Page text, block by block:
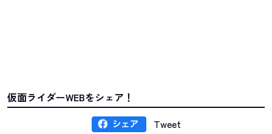
仮面ライダーWEBをシェア！
Tweet